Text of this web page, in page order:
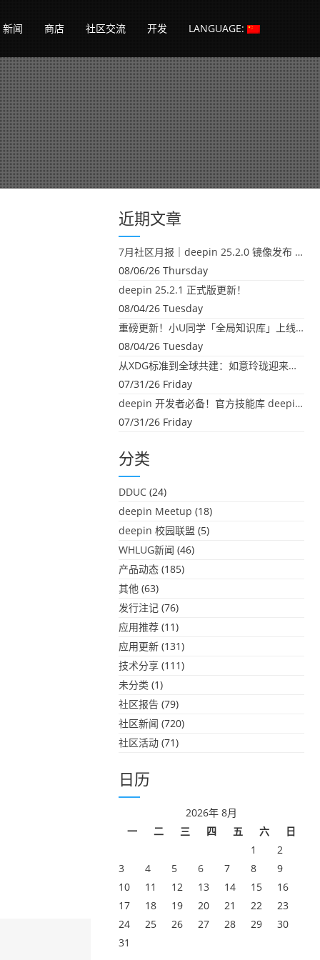
新闻 商店 社区交流 开发 LANGUAGE:
近期文章
7月社区月报｜deepin 25.2.0 镜像发布 & 小U同学定时任务上线
08/06/26 Thursday
deepin 25.2.1 正式版更新！
08/04/26 Tuesday
重磅更新！小U同学「全局知识库」上线：你的本地文件，终于"活"起来了
08/04/26 Tuesday
从XDG标准到全球共建：如意玲珑迎来首个海外开源贡献
07/31/26 Friday
deepin 开发者必备！官方技能库 deepin-skills 正式开源
07/31/26 Friday
分类
DDUC (24)
deepin Meetup (18)
deepin 校园联盟 (5)
WHLUG新闻 (46)
产品动态 (185)
其他 (63)
发行注记 (76)
应用推荐 (11)
应用更新 (131)
技术分享 (111)
未分类 (1)
社区报告 (79)
社区新闻 (720)
社区活动 (71)
日历
2026年 8月
一
二 三 四 五 六
日
1
2
3
4 5 6 7 8
9
10
11 12 13 14 15
16
17
18 19 20 21 22
23
24
25 26 27 28 29
30
31